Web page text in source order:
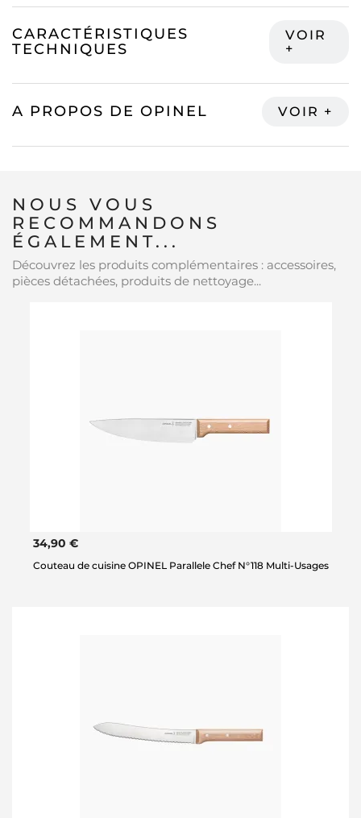
CARACTÉRISTIQUES
TECHNIQUES
A PROPOS DE OPINEL
NOUS VOUS
RECOMMANDONS
ÉGALEMENT...
Découvrez les produits complémentaires : accessoires,
pièces détachées, produits de nettoyage...
34,90 €
Couteau de cuisine OPINEL Parallele Chef N°118 Multi-Usages